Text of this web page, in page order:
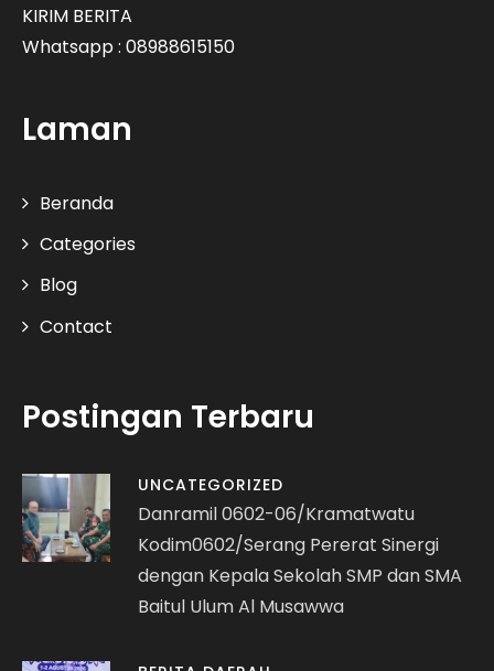
KIRIM BERITA
Whatsapp : 08988615150
Laman
Beranda
Categories
Blog
Contact
Postingan Terbaru
UNCATEGORIZED
Danramil 0602-06/Kramatwatu
Kodim0602/Serang Pererat Sinergi
dengan Kepala Sekolah SMP dan SMA
Baitul Ulum Al Musawwa